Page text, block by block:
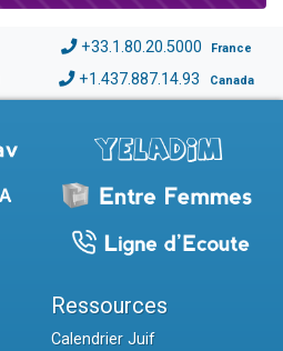
+33.1.80.20.5000 France
+1.437.887.14.93 Canada
Ressources
Calendrier Juif